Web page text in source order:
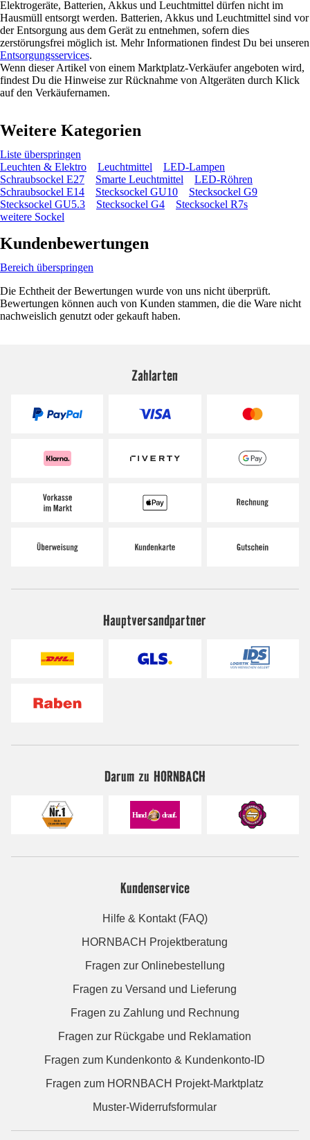
Elektrogeräte, Batterien, Akkus und Leuchtmittel dürfen nicht im
Hausmüll entsorgt werden. Batterien, Akkus und Leuchtmittel sind vor
der Entsorgung aus dem Gerät zu entnehmen, sofern dies
zerstörungsfrei möglich ist. Mehr Informationen findest Du bei unseren
Entsorgungsservices.
Wenn dieser Artikel von einem Marktplatz-Verkäufer angeboten wird,
findest Du die Hinweise zur Rücknahme von Altgeräten durch Klick
auf den Verkäufernamen.
Weitere Kategorien
Liste überspringen
Leuchten & Elektro
Leuchtmittel
LED-Lampen
Schraubsockel E27
Smarte Leuchtmittel
LED-Röhren
Schraubsockel E14
Stecksockel GU10
Stecksockel G9
Stecksockel GU5.3
Stecksockel G4
Stecksockel R7s
weitere Sockel
Kundenbewertungen
Bereich überspringen
Die Echtheit der Bewertungen wurde von uns nicht überprüft.
Bewertungen können auch von Kunden stammen, die die Ware nicht
nachweislich genutzt oder gekauft haben.
Zahlarten
Hauptversandpartner
Darum zu HORNBACH
Kundenservice
Hilfe & Kontakt (FAQ)
HORNBACH Projektberatung
Fragen zur Onlinebestellung
Fragen zu Versand und Lieferung
Fragen zu Zahlung und Rechnung
Fragen zur Rückgabe und Reklamation
Fragen zum Kundenkonto & Kundenkonto-ID
Fragen zum HORNBACH Projekt-Marktplatz
Muster-Widerrufsformular